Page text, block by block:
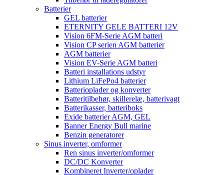
Batterier
GEL batterier
ETERNITY GELE BATTERI 12V
Vision 6FM-Serie AGM batteri
Vision CP serien AGM batterier
AGM batterier
Vision EV-Serie AGM batteri
Batteri installations udstyr
Lithium LiFePo4 batterier
Batterioplader og konverter
Batteritilbehør, skillerelæ, batterivagt
Batterikasser, batteriboks
Exide batterier AGM, GEL
Banner Energy Bull marine
Benzin generatorer
Sinus inverter, omformer
Ren sinus inverter/omformer
DC/DC Konverter
Kombineret Inverter/oplader